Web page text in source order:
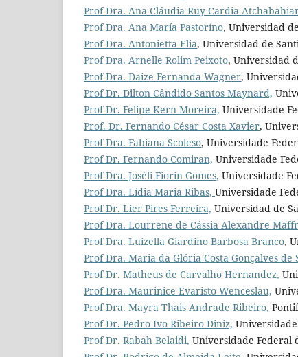
Prof Dra. Ana Cláudia Ruy Cardia
Prof Dra. Ana María Pastoríno, Universidad
Prof Dra. Antonietta Elia, Universidad de
Prof Dra. Arnelle Rolim Peixoto, Universidad
Prof Dra. Daize Fernanda Wagner,
Prof Dr. Dilton Cândido Santos Maynard,
Prof Dr. Felipe Kern Moreira, Universidade
Prof. Dr. Fernando César Costa Xavier,
Prof Dra. Fabiana Scoleso, Universidade
Prof Dr. Fernando Comiran, Universidade
Prof Dra. Joséli Fiorin Gomes, Universidade
Prof Dra. Lídia Maria Ribas, Universidade
Prof Dr. Lier Pires Ferreira, Universidad de
Prof Dra. Lourrene de Cássia Alexandre
Prof Dra. Luizella Giardino Barbosa Branco,
Prof Dra. Maria da Glória Costa Gonçalves de
Prof Dr. Matheus de Carvalho Hernandez,
Prof Dra. Maurinice Evaristo Wenceslau,
Prof Dra. Mayra Thais Andrade Ribeiro,
Prof Dr. Pedro Ivo Ribeiro Diniz,
Prof Dr. Rabah Belaidi, Universidade Federal